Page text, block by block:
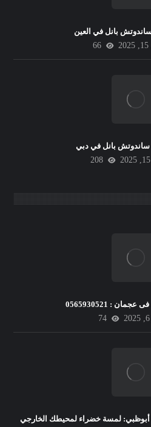
بانل في العين
66
ساندوتش بانل في دبي
208
: 0565930521
74
لمسة خضراء لمحيطك الخارجي